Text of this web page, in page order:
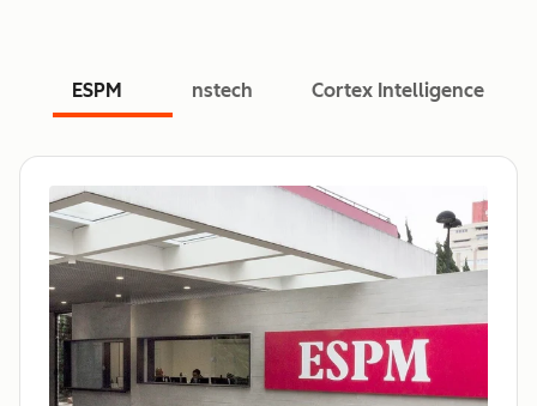
ESPM nstech Cortex Intelligence